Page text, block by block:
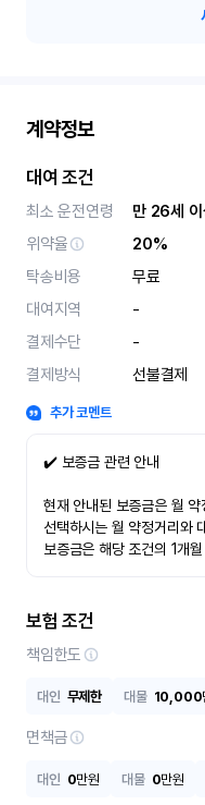
계약정보
대여 조건
최소 운전연령
만 26세 이
위약율
20%
탁송비용
무료
대여지역
-
결제수단
-
결제방식
선불결제
추가 코멘트
✔️ 보증금 관련 안내
현재 안내된 보증금은 월
선택하시는 월 약정거리와
보증금은 해당 조건의 1개
보험 조건
책임한도
대인 무제한 대물 10,000
면책금
대인 0만원 대물 0만원